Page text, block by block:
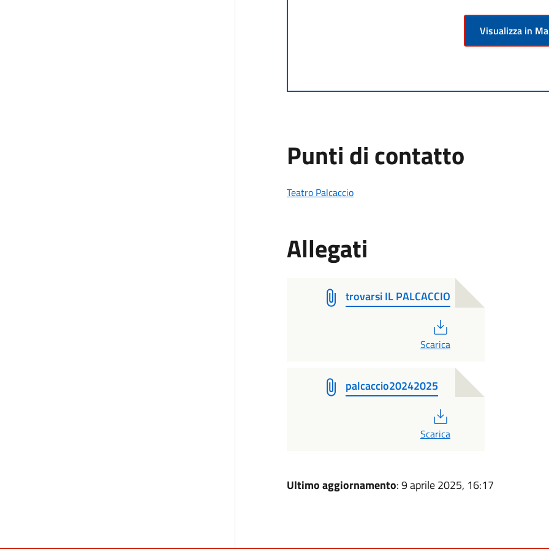
Visualizza in
Punti di contatto
Teatro Palcaccio
Allegati
trovarsi IL PALCACCIO
Scarica
palcaccio20242025
Scarica
Ultimo aggiornamento: 9 aprile 2025, 16:17